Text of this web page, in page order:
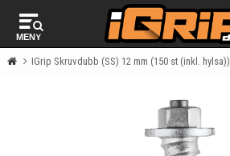
MENY
IGrip Skruvdubb (SS) 12 mm (150 st (inkl. hylsa))